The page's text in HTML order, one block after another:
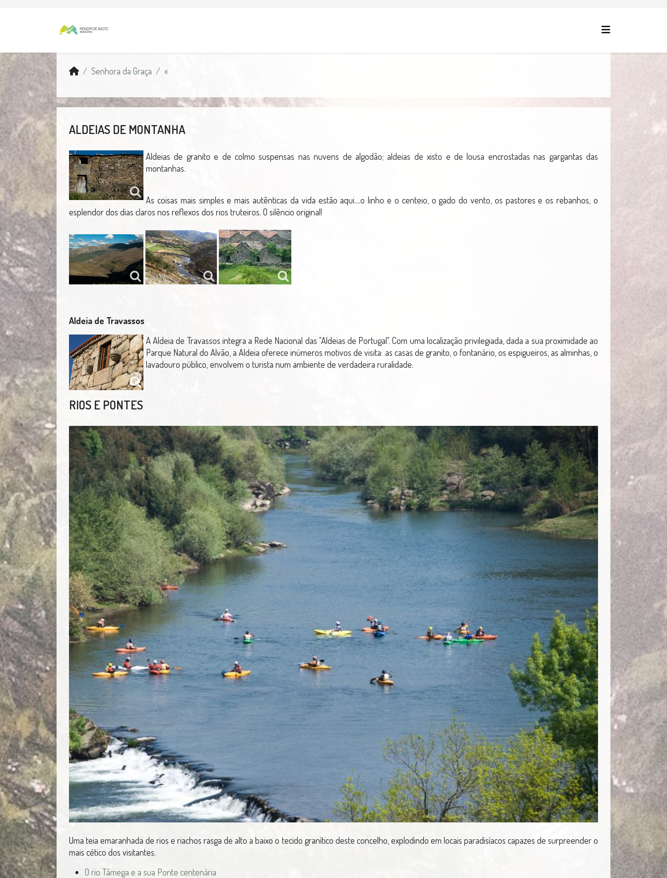
Senhora da Graça «
ALDEIAS DE MONTANHA
Aldeias de granito e de colmo suspensas nas nuvens de algodão; aldeias de xisto e de lousa encrostadas nas gargantas das
montanhas.
As coisas mais simples e mais autênticas da vida estão aqui....o linho e o centeio, o gado do vento, os pastores e os rebanhos, o
esplendor dos dias claros nos reflexos dos rios truteiros. O silêncio original!
Aldeia de Travassos
A Aldeia de Travassos integra a Rede Nacional das "Aldeias de Portugal". Com uma localização privilegiada, dada a sua proximidade ao
Parque Natural do Alvão, a Aldeia oferece inúmeros motivos de visita: as casas de granito, o fontanário, os espigueiros, as alminhas, o
lavadouro público, envolvem o turista num ambiente de verdadeira ruralidade.
RIOS E PONTES
Uma teia emaranhada de rios e riachos rasga de alto a baixo o tecido granítico deste concelho, explodindo em locais paradisíacos capazes de surpreender o
mais cético dos visitantes.
O rio Tâmega e a sua Ponte centenária